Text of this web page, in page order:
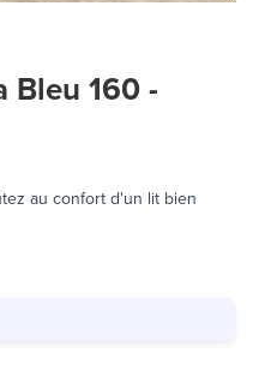
Bleu 160 -
au confort d'un lit bien